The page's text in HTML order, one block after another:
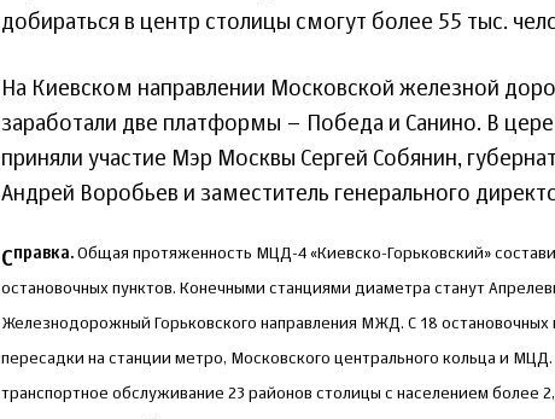
добираться в центр столицы смогут более 55 тыс.
На Киевском направлении Московской железной
заработали две платформы – Победа и Санино. В
приняли участие Мэр Москвы Сергей Собянин,
Андрей Воробьев и заместитель генерального
Справка. Общая протяженность МЦД-4 «Киевско-Горьковский»
остановочных пунктов. Конечными станциями диаметра станут
Железнодорожный Горьковского направления МЖД. С 18 остановочных
пересадки на станции метро, Московского центрального кольца и
транспортное обслуживание 23 районов столицы с населением более